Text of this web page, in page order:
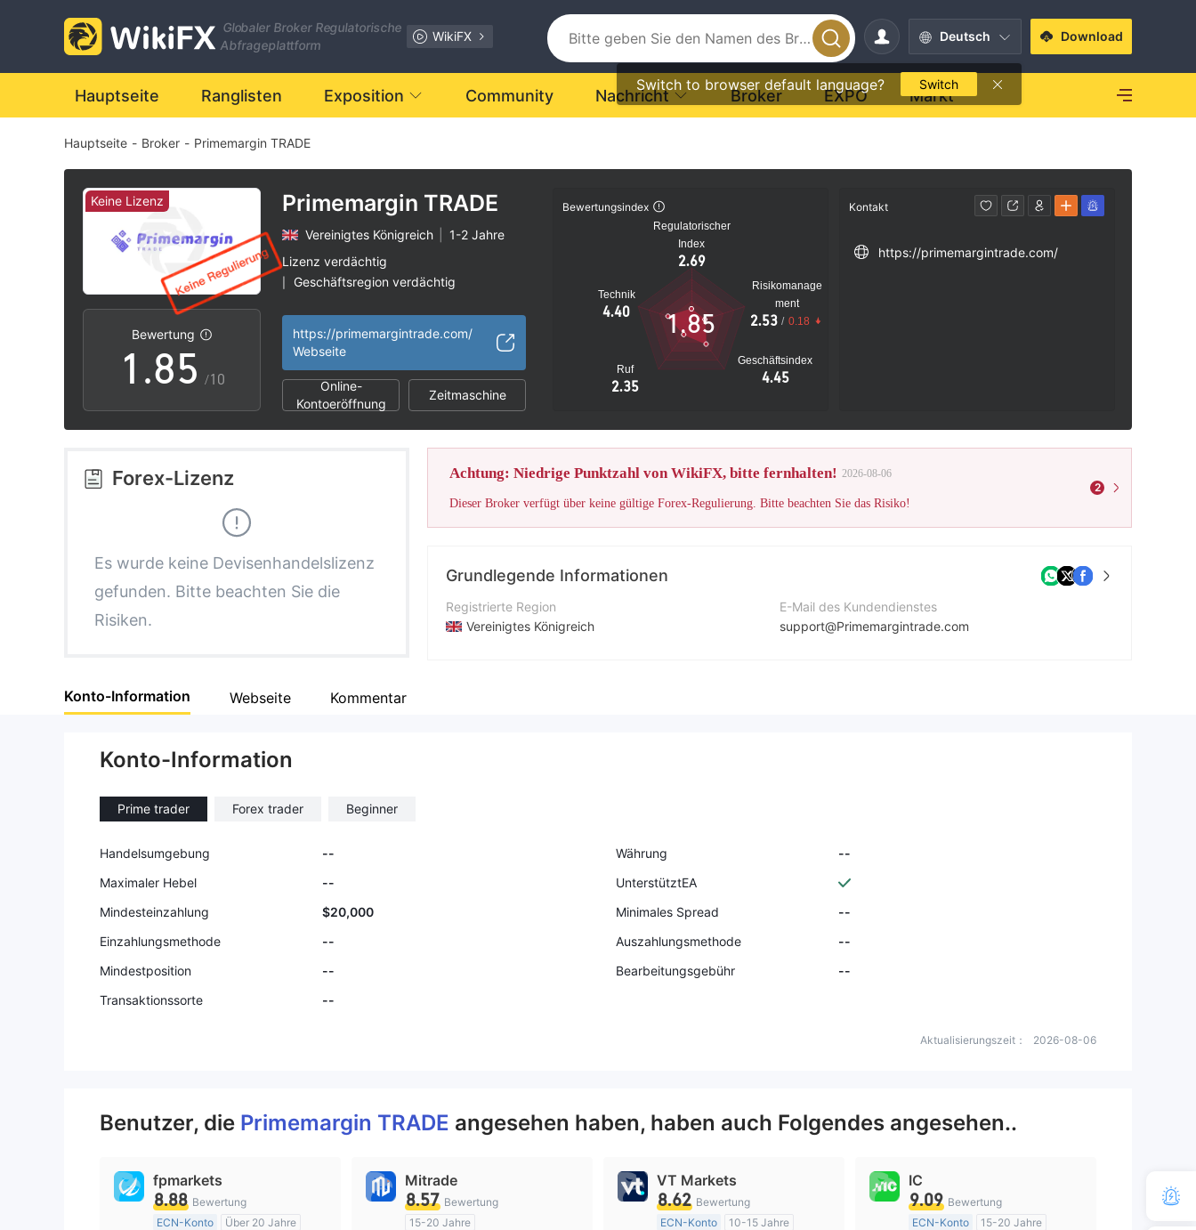
Globaler Broker Regulatorische
Abfrageplattform
WikiFX Deutsch
Switch to browser default language? Switch
Download
Hauptseite Ranglisten Exposition Community Nachricht Broker EXPO Markt
Hauptseite - Broker - Primemargin TRADE
Keine Lizenz
Bewertung
0
1
2
3
5
6
7
8
9
.
2
3
4
5
6
7
8
9
0
1
3
4
5
6
7
9
/10
Primemargin TRADE
Vereinigtes Königreich
1-2 Jahre
Lizenz verdächtig
Geschäftsregion verdächtig
https://primemargintrade.com/
Webseite
Online-
Kontoeröffnung
Zeitmaschine
Bewertungsindex
Regulatorischer
Index
2.69
Technik
4.40
Ruf
2.35
Geschäftsindex
4.45
Risikomanage
ment
2.53 / 0.18
1.85
Kontakt
https://primemargintrade.com/
Forex-Lizenz
Es wurde keine Devisenhandelslizenz
gefunden. Bitte beachten Sie die
Risiken.
Achtung: Niedrige Punktzahl von WikiFX, bitte fernhalten! 2026-08-06
Dieser Broker verfügt über keine gültige Forex-Regulierung. Bitte beachten Sie das Risiko!
2
Grundlegende Informationen
Registrierte Region
Vereinigtes Königreich
E-Mail des Kundendienstes
support@Primemargintrade.com
Konto-Information Webseite Kommentar
Konto-Information
Prime trader Forex trader Beginner
Handelsumgebung -- Währung
--
Maximaler Hebel
--
UnterstütztEA
Mindesteinzahlung
$20,000 Minimales Spread
--
Einzahlungsmethode
-- Auszahlungsmethode
--
Mindestposition
-- Bearbeitungsgebühr
--
Transaktionssorte
--
Aktualisierungszeit： 2026-08-06
Benutzer, die Primemargin TRADE angesehen haben, haben auch Folgendes angesehen..
fpmarkets
8.88 Bewertung
ECN-Konto
Über 20 Jahre
Mitrade
8.57 Bewertung
15-20 Jahre
VT Markets
8.62 Bewertung
ECN-Konto
10-15 Jahre
IC
9.09 Bewertung
ECN-Konto
15-20 Jahre